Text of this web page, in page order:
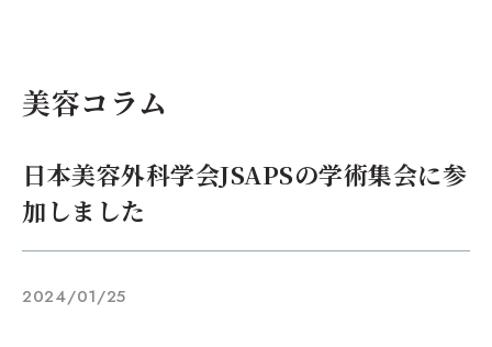
美容コラム
日本美容外科学会JSAPSの学術集会に参
加しました
2024/01/25